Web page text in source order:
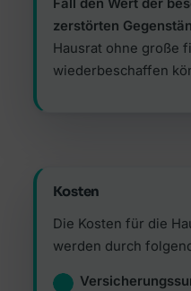
Fall den Wert der
zerstörten
Hausrat ohne große
wiederbeschaffen
Kosten
Die Kosten für die
werden durch